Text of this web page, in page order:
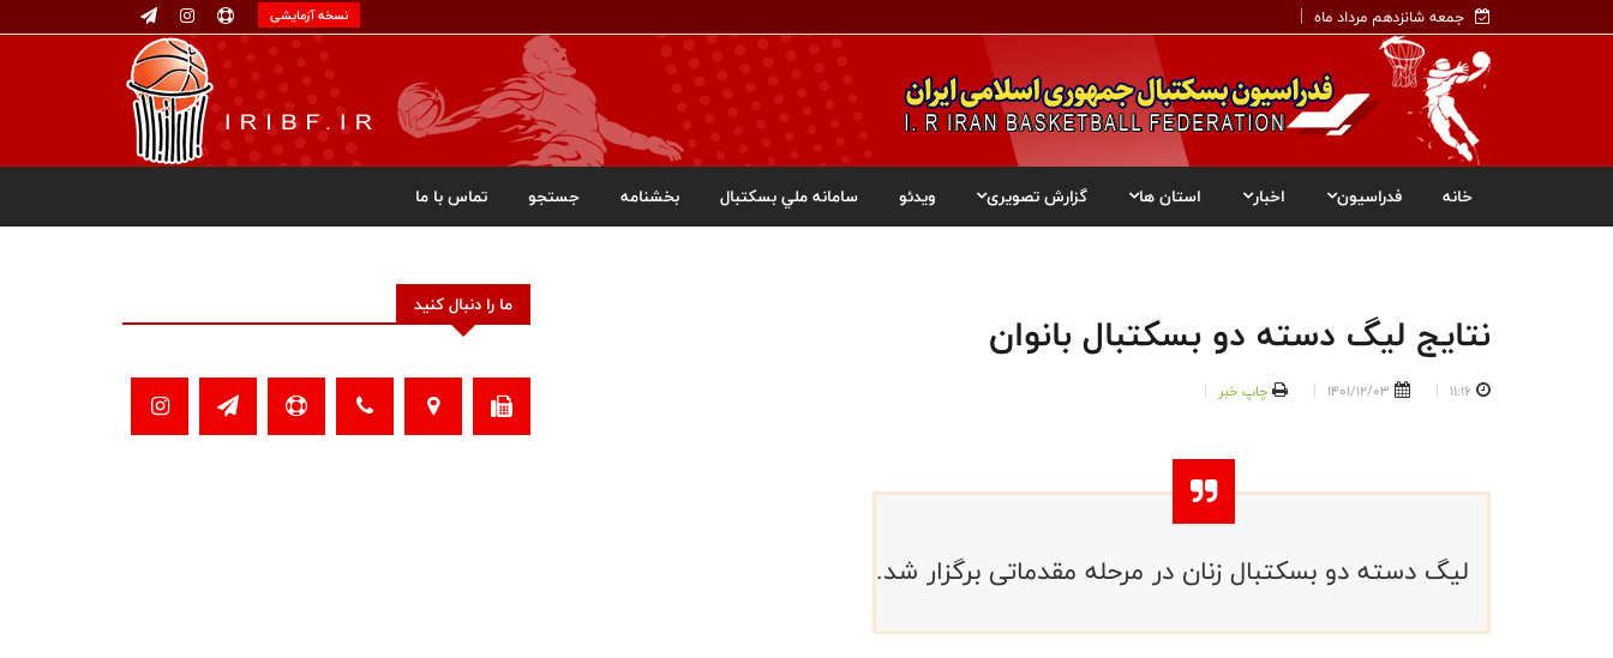
جمعه شانزدهم مرداد ماه نسخه آزمایشی
خانه فدراسیون اخبار استان ها گزارش تصویری ویدئو سامانه ملي بسکتبال بخشنامه جستجو تماس با ما
نتایج لیگ دسته دو بسکتبال بانوان
11:16
1401/12/03 چاپ خبر
لیگ دسته دو بسکتبال زنان در مرحله مقدماتی برگزار شد.
ما را دنبال کنید